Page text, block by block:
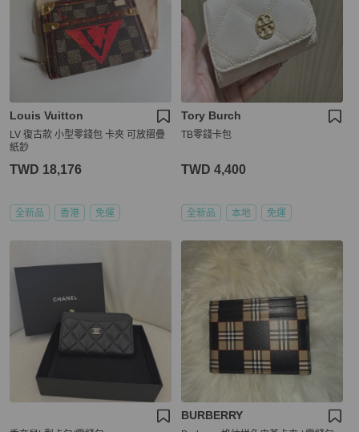
Louis Vuitton
LV 復古款 小型零錢包 卡夾 可放摺疊
紙鈔
TWD 18,176
全新品 香港 免運
Tory Burch
TB零錢卡包
TWD 4,400
全新品 本地 免運
BURBERRY